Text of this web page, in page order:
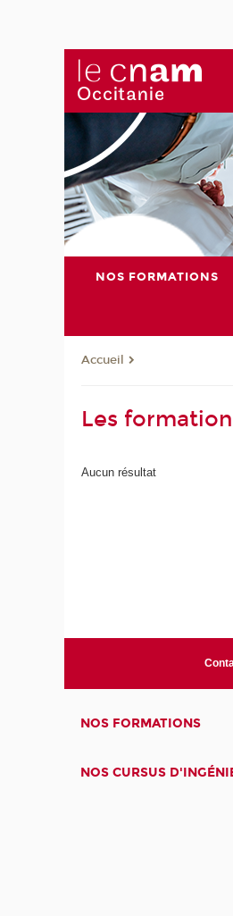
NOS FORMATIONS
Accueil
Les
Aucun résultat
NOS FORMATIONS
NOS CURSUS